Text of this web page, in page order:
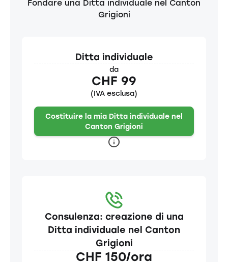
Fondare una Ditta individuale nel Canton
Grigioni
Ditta individuale
da
CHF 99
(IVA esclusa)
Costituire la mia Ditta individuale nel
Canton Grigioni
Consulenza: creazione di una
Ditta individuale nel Canton
Grigioni
CHF 150/ora